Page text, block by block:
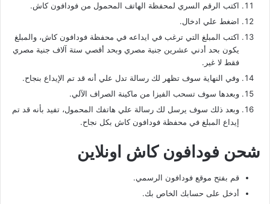
اكتب الرقم السري لمحفظة الهاتف المحمول من فودافون كاش.
اضغط علي ادخال.
اكتب المبلغ التي ترغب في ايداعه في محفظة فودافون كاش، والمبلغ
يكون بحد أدني عشرين جنية مصري وبحد أقصي ستة آلاف جنية مصري
فقط لا غير.
وفي النهاية سوف تظهر لك رسالة تدل علي أنه قد تم الإيداع بنجاح.
وبعدها سوف تسحب الفيزا من ماكينة الصراف الآلي.
وبعد ذلك سوف يرسل لك رسالة علي هاتفك المحمول، تفيد بأنه قد تم
إيداع المبلغ في محفظة فودافون كاش بكل نجاح.
شحن فودافون كاش اونلاين
قم بفتح موقع فودافون الرسمي.
أدخل على حسابك الخاص بك.